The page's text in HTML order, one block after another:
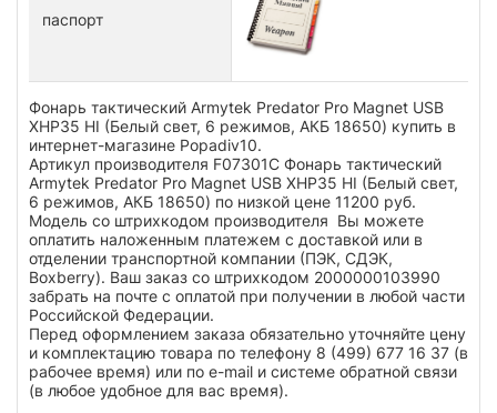
паспорт
Фонарь тактический Armytek Predator Pro Magnet USB
XHP35 HI (Белый свет, 6 режимов, АКБ 18650) купить в
интернет-магазине Popadiv10.
Артикул производителя F07301C Фонарь тактический
Armytek Predator Pro Magnet USB XHP35 HI (Белый свет,
6 режимов, АКБ 18650) по низкой цене 11200 руб.
Модель со штрихкодом производителя Вы можете
оплатить наложенным платежем с доставкой или в
отделении транспортной компании (ПЭК, СДЭК,
Boxberry). Ваш заказ со штрихкодом 2000000103990
забрать на почте с оплатой при получении в любой части
Российской Федерации.
Перед оформлением заказа обязательно уточняйте цену
и комплектацию товара по телефону 8 (499) 677 16 37 (в
рабочее время) или по e-mail и системе обратной связи
(в любое удобное для вас время).